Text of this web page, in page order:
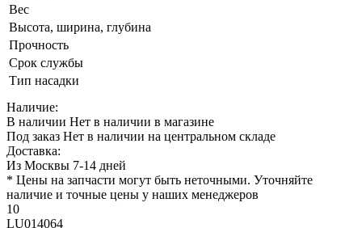
Вес
Высота, ширина, глубина
Прочность
Срок службы
Тип насадки
Наличие:
В наличии Нет в наличии в магазине
Под заказ Нет в наличии на центральном складе
Доставка:
Из Москвы 7-14 дней
* Цены на запчасти могут быть неточными. Уточняйте
наличие и точные цены у наших менеджеров
10
LU014064